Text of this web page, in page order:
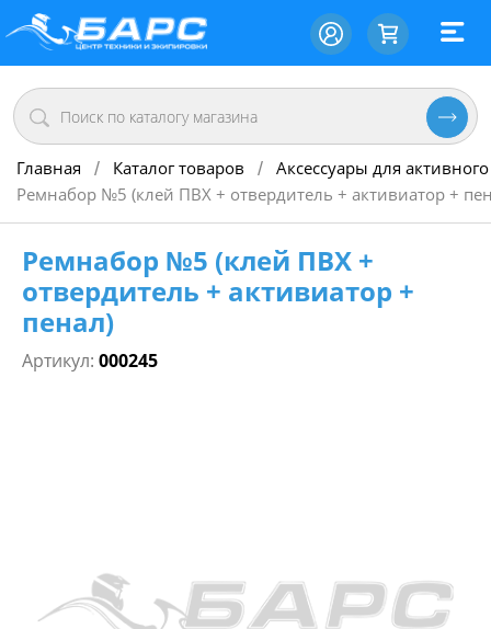
Главная / Каталог товаров / Аксессуары для
Ремнабор №5 (клей ПВХ + отвердитель + активиатор +
Ремнабор №5 (клей ПВХ +
отвердитель + активиатор +
пенал)
Артикул: 000245